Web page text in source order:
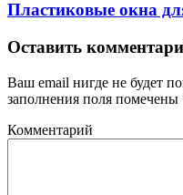
Пластиковые окна
Оставить
Ваш email нигде не будет
заполнения поля помечены
Комментарий